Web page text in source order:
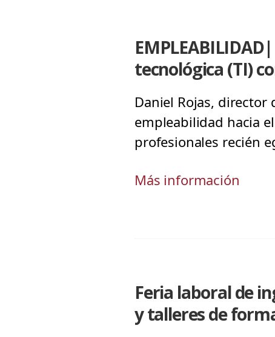
tecnológica (TI)
Daniel Rojas, director
empleabilidad hacia
profesionales recién
Más información
Feria laboral de
y talleres de